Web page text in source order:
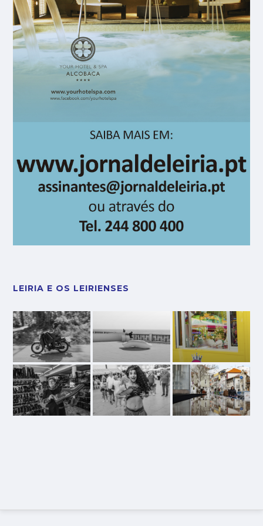
LEIRIA E OS LEIRIENSES